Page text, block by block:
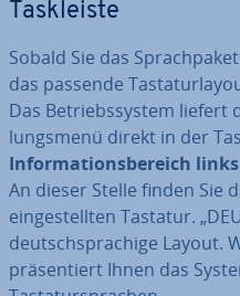
Task­leis­te
Sobald Sie das
das passende
Das Be­triebs­sys­tem liefert
lungs­me­nü direkt in der
In­for­ma­ti­ons­be­reich
An dieser Stelle finden Sie
ein­ge­stell­ten Tastatur.
deutsch­spra­chi­ge Layout.
prä­sen­tiert Ihnen das